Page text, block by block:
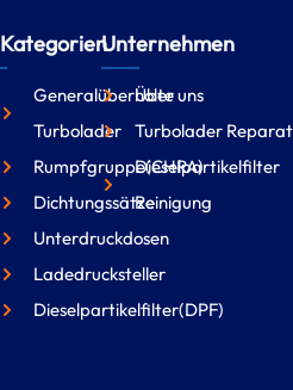
Kategorien
Generalüberholte
Turbolader
Rumpfgruppe(CHRA)
Dichtungssätze
Unterdruckdosen
Ladedrucksteller
Dieselpartikelfilter(DPF)
Unternehmen
Über uns
Turbolader
Dieselpartikelfilter
Reinigung